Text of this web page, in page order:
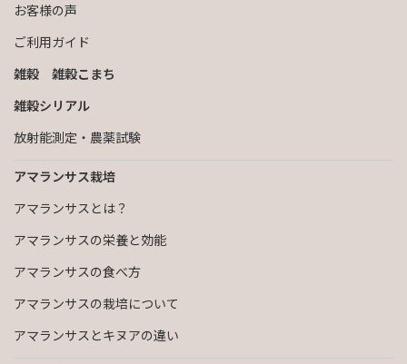
お客様の声
ご利用ガイド
雑穀 雑穀こまち
雑穀シリアル
放射能測定・農薬試験
アマランサス栽培
アマランサスとは？
アマランサスの栄養と効能
アマランサスの食べ方
アマランサスの栽培について
アマランサスとキヌアの違い